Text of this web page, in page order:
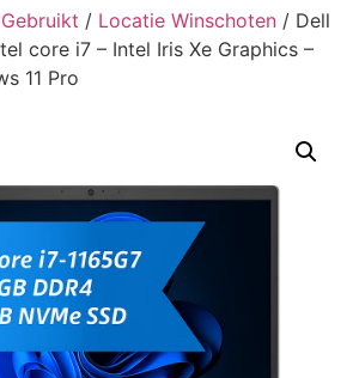
Gebruikt / Locatie Winschoten / Dell
core i7 – Intel Iris Xe Graphics –
11 Pro